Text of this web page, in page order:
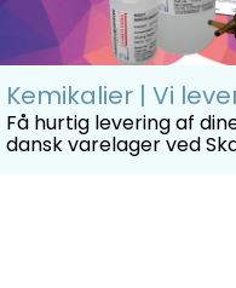
Kemikalier | Vi
Få hurtig levering af
dansk varelager ved